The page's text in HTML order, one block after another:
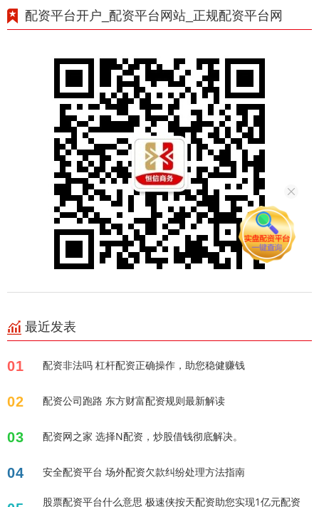
配资平台开户_配资平台网站_正规配资平台网
最近发表
01 配资非法吗 杠杆配资正确操作，助您稳健赚钱
02 配资公司跑路 东方财富配资规则最新解读
03 配资网之家 选择N配资，炒股借钱彻底解决。
04 安全配资平台 场外配资欠款纠纷处理方法指南
股票配资平台什么意思 极速侠按天配资助您实现1亿元配资